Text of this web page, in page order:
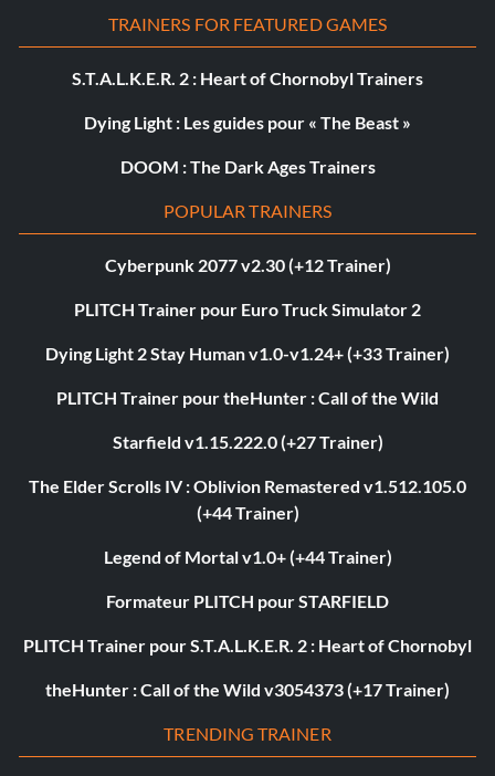
TRAINERS FOR FEATURED GAMES
S.T.A.L.K.E.R. 2 : Heart of Chornobyl Trainers
Dying Light : Les guides pour « The Beast »
DOOM : The Dark Ages Trainers
POPULAR TRAINERS
Cyberpunk 2077 v2.30 (+12 Trainer)
PLITCH Trainer pour Euro Truck Simulator 2
Dying Light 2 Stay Human v1.0-v1.24+ (+33 Trainer)
PLITCH Trainer pour theHunter : Call of the Wild
Starfield v1.15.222.0 (+27 Trainer)
The Elder Scrolls IV : Oblivion Remastered v1.512.105.0
(+44 Trainer)
Legend of Mortal v1.0+ (+44 Trainer)
Formateur PLITCH pour STARFIELD
PLITCH Trainer pour S.T.A.L.K.E.R. 2 : Heart of Chornobyl
theHunter : Call of the Wild v3054373 (+17 Trainer)
TRENDING TRAINER